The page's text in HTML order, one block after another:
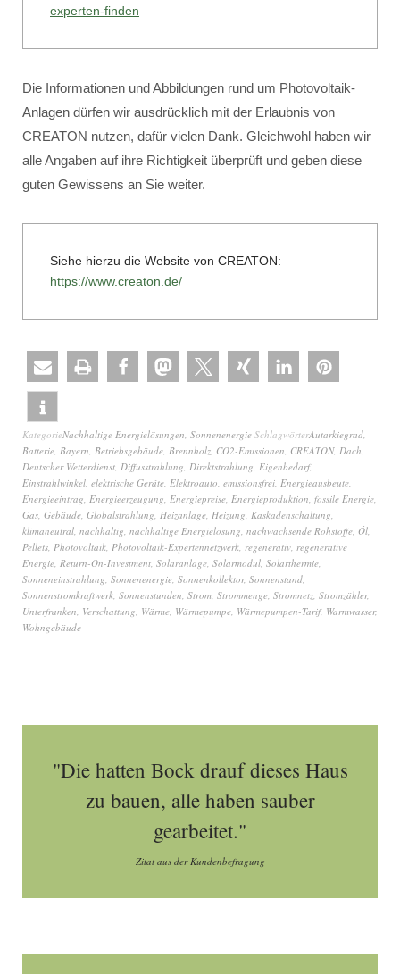
experten-finden
Die Informationen und Abbildungen rund um Photovoltaik-
Anlagen dürfen wir ausdrücklich mit der Erlaubnis von
CREATON nutzen, dafür vielen Dank. Gleichwohl haben wir
alle Angaben auf ihre Richtigkeit überprüft und geben diese
guten Gewissens an Sie weiter.
Siehe hierzu die Website von CREATON:
https://www.creaton.de/
KategorieNachhaltige Energielösungen, Sonnenenergie SchlagwörterAutarkiegrad,
Batterie, Bayern, Betriebsgebäude, Brennholz, CO2-Emissionen, CREATON, Dach,
Deutscher Wetterdienst, Diffusstrahlung, Direktstrahlung, Eigenbedarf,
Einstrahlwinkel, elektrische Geräte, Elektroauto, emissionsfrei, Energieausbeute,
Energieeintrag, Energieerzeugung, Energiepreise, Energieproduktion, fossile Energie,
Gas, Gebäude, Globalstrahlung, Heizanlage, Heizung, Kaskadenschaltung,
klimaneutral, nachhaltig, nachhaltige Energielösung, nachwachsende Rohstoffe, Öl,
Pellets, Photovoltaik, Photovoltaik-Expertennetzwerk, regenerativ, regenerative
Energie, Return-On-Investment, Solaranlage, Solarmodul, Solarthermie,
Sonneneinstrahlung, Sonnenenergie, Sonnenkollektor, Sonnenstand,
Sonnenstromkraftwerk, Sonnenstunden, Strom, Strommenge, Stromnetz, Stromzähler,
Unterfranken, Verschattung, Wärme, Wärmepumpe, Wärmepumpen-Tarif, Warmwasser,
Wohngebäude
"Die hatten Bock drauf dieses Haus
zu bauen, alle haben sauber
gearbeitet."
Zitat aus der Kundenbefragung